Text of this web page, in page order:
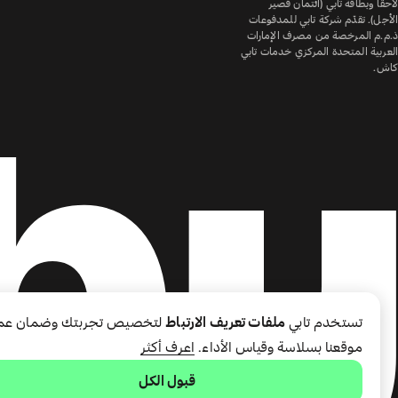
لاحقًا وبطاقة تابي (ائتمان قصير
الأجل). تقدّم شركة تابي للمدفوعات
ذ.م.م المرخصة من مصرف الإمارات
العربية المتحدة المركزي خدمات تابي
كاش.
تستخدم تابي ملفات تعريف الارتباطلتخصيص تجربتك وضمان
موقعنا بسلاسة وقياس الأداء. اعرف أكثر
قبول الكل